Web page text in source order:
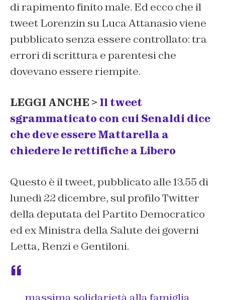
di rapimento finito male. Ed ecco che il
tweet Lorenzin su Luca Attanasio viene
pubblicato senza essere controllato: tra
errori di scrittura e parentesi che
dovevano essere riempite.
LEGGI ANCHE > Il tweet
sgrammaticato con cui Senaldi dice
che deve essere Mattarella a
chiedere le rettifiche a Libero
Questo è il tweet, pubblicato alle 13.55 di
lunedì 22 dicembre, sul profilo Twitter
della deputata del Partito Democratico
ed ex Ministra della Salute dei governi
Letta, Renzi e Gentiloni.